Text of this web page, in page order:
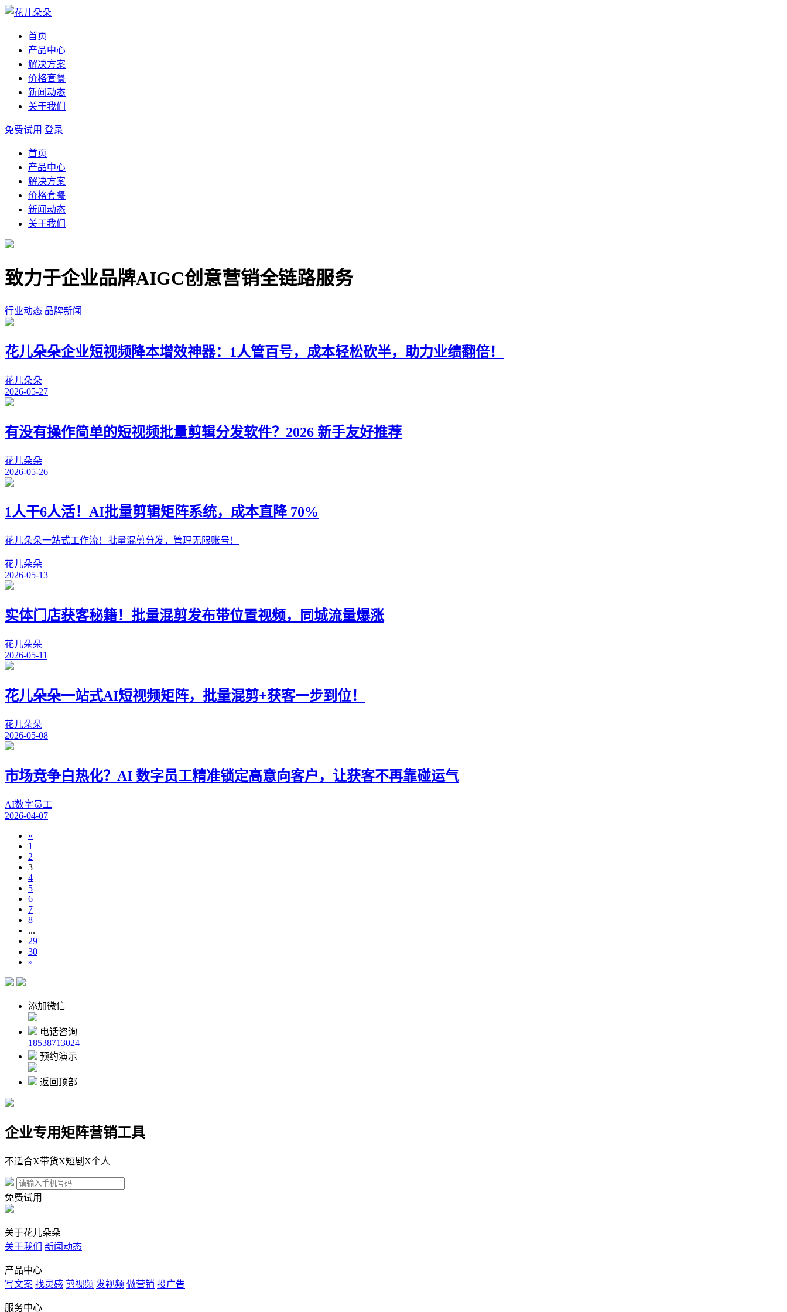
首页
产品中心
解决方案
价格套餐
新闻动态
关于我们
免费试用 登录
首页
产品中心
解决方案
价格套餐
新闻动态
关于我们
致力于企业品牌AIGC创意营销全链路服务
行业动态 品牌新闻
花儿朵朵企业短视频降本增效神器：1人管百号，成本轻松砍半，助力业绩翻倍！
花儿朵朵
2026-05-27
有没有操作简单的短视频批量剪辑分发软件？2026 新手友好推荐
花儿朵朵
2026-05-26
1人干6人活！AI批量剪辑矩阵系统，成本直降 70%
花儿朵朵一站式工作流！批量混剪分发，管理无限账号！
花儿朵朵
2026-05-13
实体门店获客秘籍！批量混剪发布带位置视频，同城流量爆涨
花儿朵朵
2026-05-11
花儿朵朵一站式AI短视频矩阵，批量混剪+获客一步到位！
花儿朵朵
2026-05-08
市场竞争白热化？AI 数字员工精准锁定高意向客户，让获客不再靠碰运气
AI数字员工
2026-04-07
«
1
2
3
4
5
6
7
8
...
29
30
»
添加微信
电话咨询
18538713024
预约演示
返回顶部
企业专用矩阵营销工具
不适合X带货X短剧X个人
免费试用
关于花儿朵朵
关于我们
新闻动态
产品中心
写文案 找灵感 剪视频 发视频 做营销 投广告
服务中心